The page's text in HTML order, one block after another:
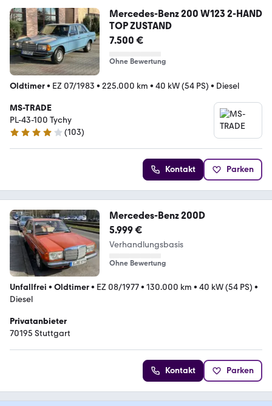
Mercedes-Benz 200 W123 2-HAND
TOP ZUSTAND
7.500 €
Ohne Bewertung
Oldtimer• EZ 07/1983 • 225.000 km • 40 kW (54 PS) • Diesel
MS-TRADE
PL-43-100 Tychy
4 Sterne
(103)
Kontakt Parken
Mercedes-Benz 200D
5.999 €
Verhandlungsbasis
Ohne Bewertung
Unfallfrei • Oldtimer• EZ 08/1977• 130.000 km • 40 kW (54 PS) •
Diesel
Privatanbieter
70195 Stuttgart
Kontakt Parken